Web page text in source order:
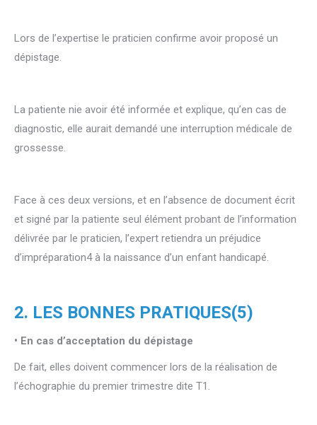
Lors de l’expertise le praticien confirme avoir proposé un
dépistage.
La patiente nie avoir été informée et explique, qu’en cas de
diagnostic, elle aurait demandé une interruption médicale de
grossesse.
Face à ces deux versions, et en l’absence de document écrit
et signé par la patiente seul élément probant de l’information
délivrée par le praticien, l’expert retiendra un préjudice
d’impréparation4 à la naissance d’un enfant handicapé.
2. LES BONNES PRATIQUES(5)
• En cas d’acceptation du dépistage
De fait, elles doivent commencer lors de la réalisation de
l’échographie du premier trimestre dite T1.